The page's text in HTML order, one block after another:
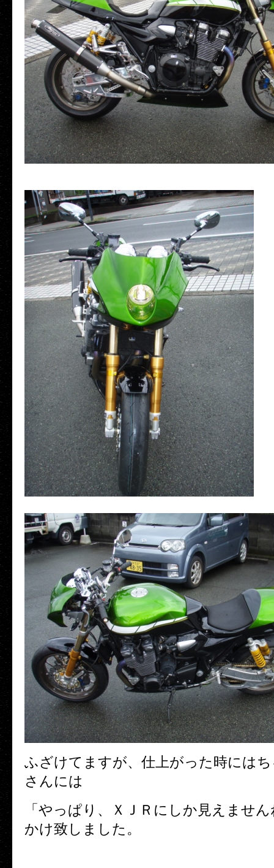
ふざけてますが、仕上がった時には
さんには
「やっぱり、ＸＪＲにしか見えませ
かけ致しました。